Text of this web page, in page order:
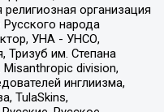
организация
народа
УНА - УНСО,
Тризуб им. Степана
division,
инглиизма,
TulaSkins,